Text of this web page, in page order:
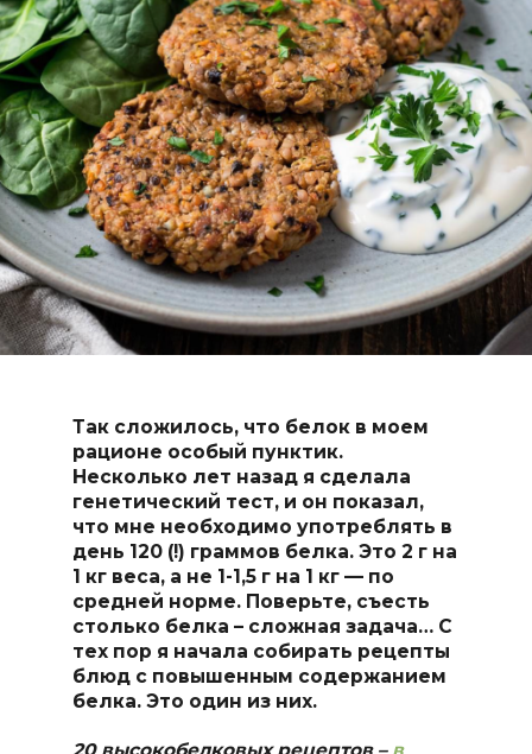
Так сложилось, что белок в моем
рационе особый пунктик.
Несколько лет назад я сделала
генетический тест, и он показал,
что мне необходимо употреблять в
день 120 (!) граммов белка. Это 2 г на
1 кг веса, а не 1-1,5 г на 1 кг — по
средней норме. Поверьте, съесть
столько белка – сложная задача… С
тех пор я начала собирать рецепты
блюд с повышенным содержанием
белка. Это один из них.